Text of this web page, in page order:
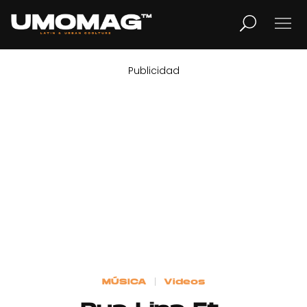
LIFESTYLE
Publicidad
MÚSICA Videos